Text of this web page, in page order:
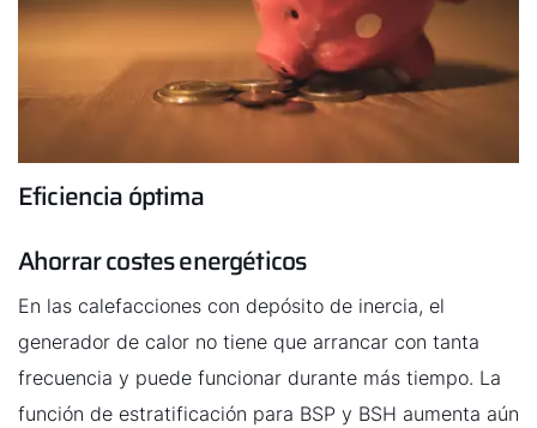
Eficiencia óptima
Ahorrar costes energéticos
En las calefacciones con depósito de inercia, el
generador de calor no tiene que arrancar con tanta
frecuencia y puede funcionar durante más tiempo. La
función de estratificación para BSP y BSH aumenta aún
¡Hola!
¿Cómo podemos ayudarte?